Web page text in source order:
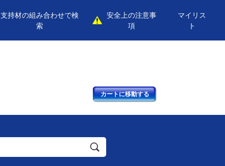
支持材の組み合わせで検
索
安全上の注意事
項
マイリス
ト
カートに移動する